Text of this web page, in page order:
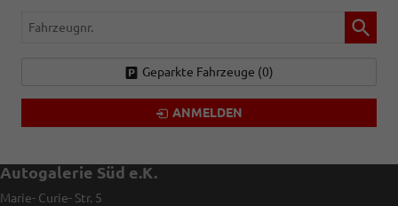
Fahrzeugnr.
Geparkte Fahrzeuge (0)
ANMELDEN
Autogalerie Süd e.K.
Marie- Curie- Str. 5